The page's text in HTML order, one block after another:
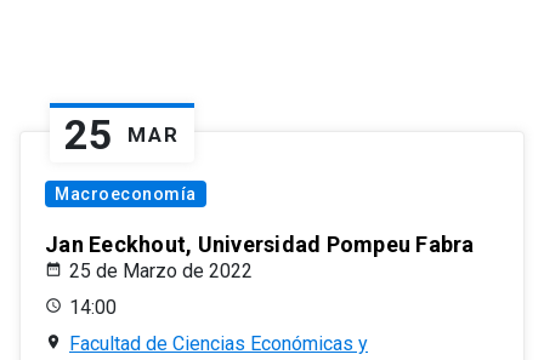
25 MAR
Macroeconomía
Jan Eeckhout, Universidad Pompeu Fabra
25 de Marzo de 2022
14:00
Facultad de Ciencias Económicas y